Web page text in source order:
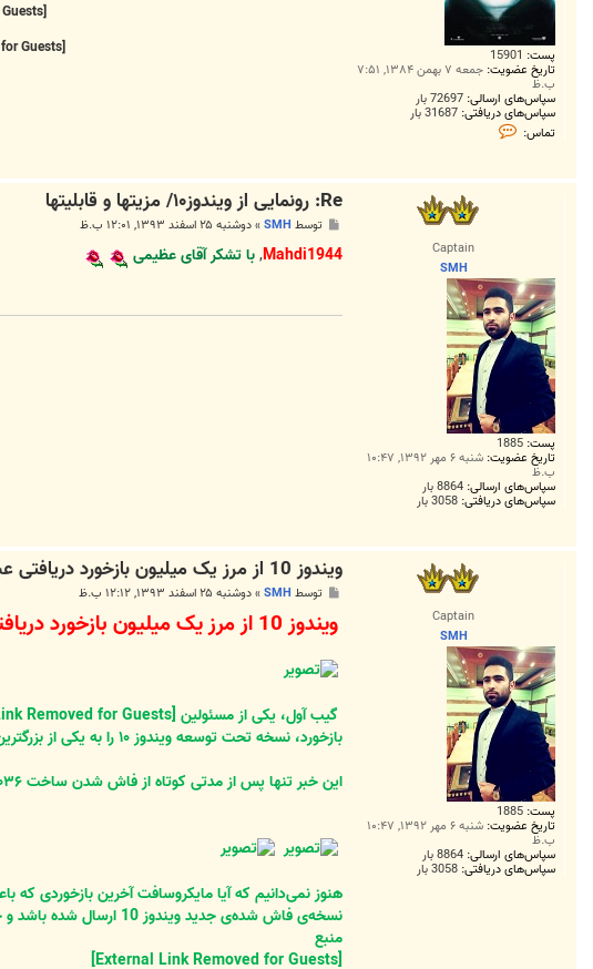
پست: 15901
تاریخ عضویت: جمعه ۷ بهمن ۱۳۸۴, ۷:۵۱
ب.ظ
سپاس‌های ارسالی: 72697 بار
سپاس‌های دریافتی: 31687 بار
تماس:
ت
M
4
4
[External Link Removed for Guests]
[External Link Removed for Guests]
Captain
SMH
پست: 1885
تاریخ عضویت: شنبه ۶ مهر ۱۳۹۲, ۱۰:۴۷
ب.ظ
سپاس‌های ارسالی: 8864 بار
سپاس‌های دریافتی: 3058 بار
Re: رونمایی از ویندوز۱۰/ مزیتها و قابلیتها
ت
توسط SMH
»دوشنبه ۲۵ اسفند ۱۳۹۳, ۱۲:۰۱ ب.ظ
Mahdi1944
,با تشکر آقای عظیمی
Captain
SMH
پست: 1885
تاریخ عضویت: شنبه ۶ مهر ۱۳۹۲, ۱۰:۴۷
ب.ظ
سپاس‌های ارسالی: 8864 بار
سپاس‌های دریافتی: 3058 بار
ویندوز 10 از مرز یک میلیون بازخورد دریافتی عبور کرد
ت
توسط SMH
»دوشنبه ۲۵ اسفند ۱۳۹۳, ۱۲:۱۲ ب.ظ
ویندوز 10 از مرز یک میلیون بازخورد دریافتی عبور کرد
گیب آول، یکی از مسئولین [External Link Removed for Guests]
بازخورد، نسخه تحت توسعه ویندوز ۱۰ را به یکی از بزرگترین پروژه‌های آزمایشی در تاریخ این شرکت تبدیل می‌کند.
این خبر تنها پس از مدتی کوتاه از فاش شدن ساخت ۱۰۰۳۶ ویندوز 10 اعلام شده است. در این ساخت چندین باگ مربوط به برنامه‌های Mail ،People و Calendar رفع شده است.
نسخه‌ی فاش شده‌ی جدید ویندوز 10 ارسال شده باشد و جنبه‌ی جالبی به ماجرا دهد.
منبع
[External Link Removed for Guests]